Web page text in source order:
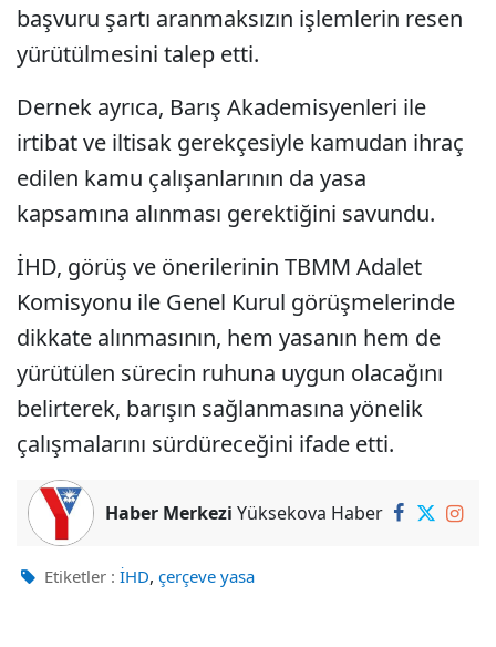
başvuru şartı aranmaksızın işlemlerin resen
yürütülmesini talep etti.
Dernek ayrıca, Barış Akademisyenleri ile
irtibat ve iltisak gerekçesiyle kamudan ihraç
edilen kamu çalışanlarının da yasa
kapsamına alınması gerektiğini savundu.
İHD, görüş ve önerilerinin TBMM Adalet
Komisyonu ile Genel Kurul görüşmelerinde
dikkate alınmasının, hem yasanın hem de
yürütülen sürecin ruhuna uygun olacağını
belirterek, barışın sağlanmasına yönelik
çalışmalarını sürdüreceğini ifade etti.
Haber Merkezi Yüksekova Haber
Etiketler : İHD, çerçeve yasa